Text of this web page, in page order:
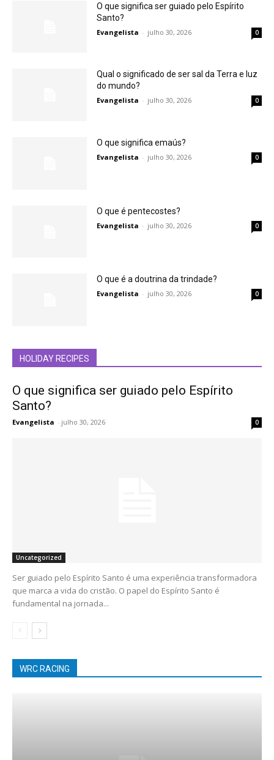
O que significa ser guiado pelo Espírito
Santo?
Evangelista - julho 30, 2026 0
Qual o significado de ser sal da Terra e luz
do mundo?
Evangelista - julho 30, 2026 0
O que significa emaús?
Evangelista - julho 30, 2026 0
O que é pentecostes?
Evangelista - julho 30, 2026 0
O que é a doutrina da trindade?
Evangelista - julho 30, 2026 0
HOLIDAY RECIPES
O que significa ser guiado pelo Espírito
Santo?
Evangelista - julho 30, 2026 0
Uncategorized
Ser guiado pelo Espírito Santo é uma experiência transformadora
que marca a vida do cristão. O papel do Espírito Santo é
fundamental na jornada...
WRC RACING